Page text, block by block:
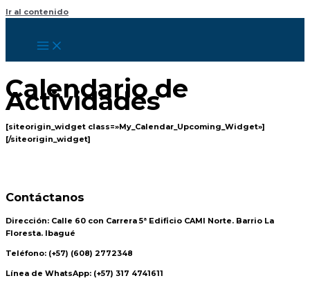
Ir al contenido
Calendario de
Actividades
[siteorigin_widget class=»My_Calendar_Upcoming_Widget»]
[/siteorigin_widget]
Contáctanos
Dirección: Calle 60 con Carrera 5ª Edificio CAMI Norte. Barrio La
Floresta. Ibagué
Teléfono: (+57) (608) 2772348
Línea de WhatsApp: (+57) 317 4741611